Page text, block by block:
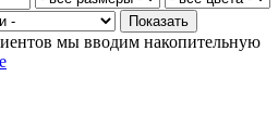
мы вводим накопительную